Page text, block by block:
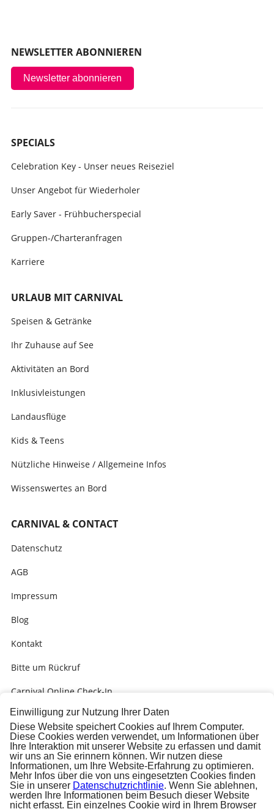
NEWSLETTER ABONNIEREN
Newsletter abonnieren
SPECIALS
Celebration Key - Unser neues Reiseziel
Unser Angebot für Wiederholer
Early Saver - Frühbucherspecial
Gruppen-/Charteranfragen
Karriere
URLAUB MIT CARNIVAL
Speisen & Getränke
Ihr Zuhause auf See
Aktivitäten an Bord
Inklusivleistungen
Landausflüge
Kids & Teens
Nützliche Hinweise / Allgemeine Infos
Wissenswertes an Bord
CARNIVAL & CONTACT
Datenschutz
AGB
Impressum
Blog
Kontakt
Bitte um Rückruf
Carnival Online Check-In
Kabinengrüsse
Presse
Carnival Check-In Ausfüllhilfe (PDF)
Einwilligung zur Nutzung Ihrer Daten
Diese Website speichert Cookies auf Ihrem Computer.
Diese Cookies werden verwendet, um Informationen über
Ihre Interaktion mit unserer Website zu erfassen und damit
wir uns an Sie erinnern können. Wir nutzen diese
Informationen, um Ihre Website-Erfahrung zu optimieren.
Mehr Infos über die von uns eingesetzten Cookies finden
Sie in unserer Datenschutzrichtlinie. Wenn Sie ablehnen,
werden Ihre Informationen beim Besuch dieser Website
nicht erfasst. Ein einzelnes Cookie wird in Ihrem Browser